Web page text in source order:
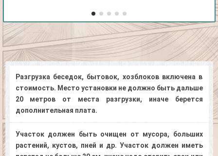
Разгрузка беседок, бытовок, хозблоков включена в
стоимость. Место установки не должно быть дальше
20 метров от места разгрузки, иначе берется
дополнительная плата.
Участок должен быть очищен от мусора, больших
растений, кустов, пней и др. Участок должен иметь